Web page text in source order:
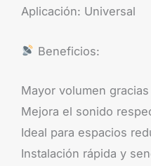
Aplicación: Universal
Beneficios:
Mayor volumen
Mejora el sonido
Ideal para espacios
Instalación rápida y